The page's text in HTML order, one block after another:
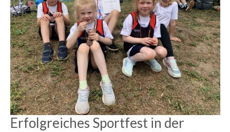
Erfolgreiches Sportfest in der